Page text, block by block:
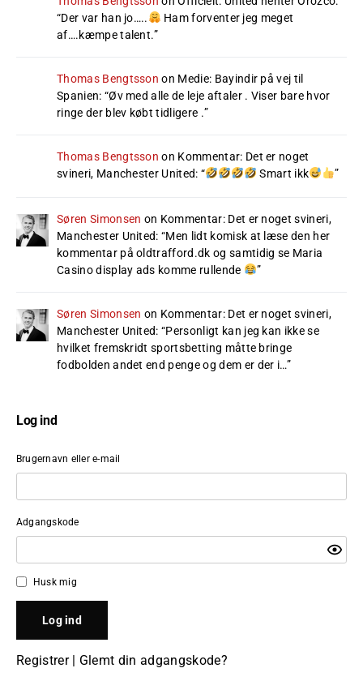
“Der var han jo…..
Ham forventer jeg meget
af….kæmpe talent.”
Thomas Bengtsson on Medie: Bayindir på vej til
Spanien: “Øv med alle de leje aftaler . Viser bare hvor
ringe der blev købt tidligere .”
Thomas Bengtsson on Kommentar: Det er noget
svineri, Manchester United: “ Smart ikk ”
Søren Simonsen on Kommentar: Det er noget svineri,
Manchester United: “Men lidt komisk at læse den her
kommentar på oldtrafford.dk og samtidig se Maria
Casino display ads komme rullende
”
Søren Simonsen on Kommentar: Det er noget svineri,
Manchester United: “Personligt kan jeg kan ikke se
hvilket fremskridt sportsbetting måtte bringe
fodbolden andet end penge og dem er der i…”
Log ind
Brugernavn eller e-mail
Adgangskode
Husk mig
Registrer| Glemt din adgangskode?